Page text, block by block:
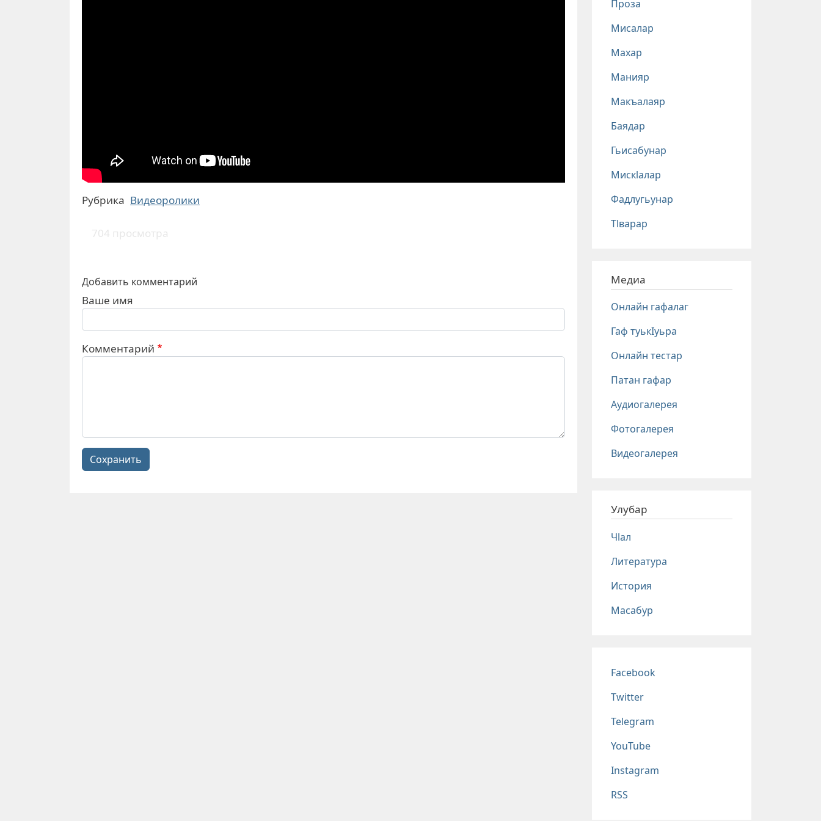
Рубрика Видеоролики
704 просмотра
Добавить комментарий
Ваше имя
Комментарий
Сохранить
Проза
Мисалар
Махар
Манияр
Макъалаяр
Баядар
Гьисабунар
Мискlалар
Фадлугьунар
Тlварар
Медиа
Онлайн гафалаг
Гаф туькIуьра
Онлайн тестар
Патан гафар
Аудиогалерея
Фотогалерея
Видеогалерея
Улубар
Чlал
Литература
История
Масабур
Соц сети
Facebook
Twitter
Telegram
YouTube
Instagram
RSS